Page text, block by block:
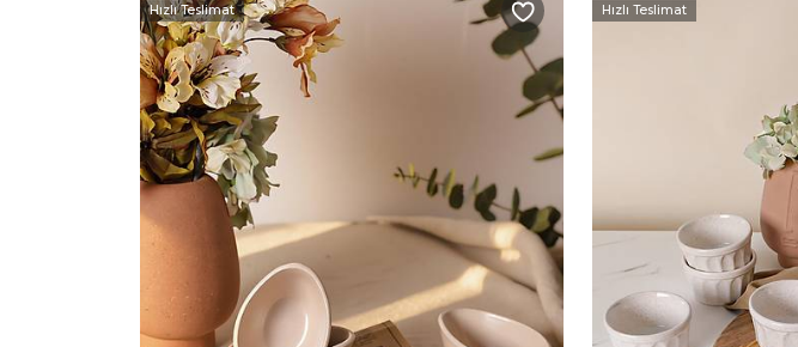
Hızlı Teslimat Hızlı Teslimat